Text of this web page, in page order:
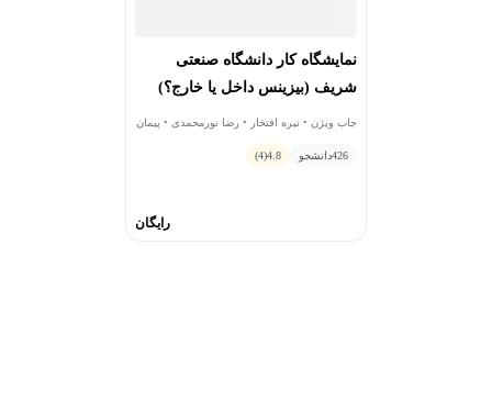
نمایشگاه کار دانشگاه صنعتی
شریف (بیزینس داخل یا خارج؟)
جاب ویژن • نیره افتخار • رضا نورمحمدی • پیمان
426دانشجو 4.8
(4)
رایگان